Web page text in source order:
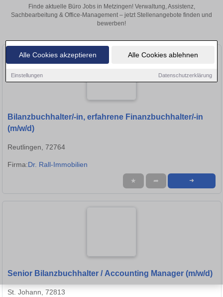
Alle Cookies akzeptieren Alle Cookies ablehnen
Einstellungen Datenschutzerklärung
Finde aktuelle Büro Jobs in Metzingen! Verwaltung, Assistenz,
Sachbearbeitung & Office-Management – jetzt Stellenangebote finden und
bewerben!
Bilanzbuchhalter/-in, erfahrene Finanzbuchhalter/-in
(m/w/d)
Reutlingen, 72764
Firma:Dr. Rall-Immobilien
★ ➦ ➜
Senior Bilanzbuchhalter / Accounting Manager (m/w/d)
St. Johann, 72813